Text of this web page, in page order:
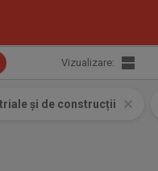
Vizualizare:
și de construcții